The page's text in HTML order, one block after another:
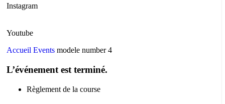
Instagram
Youtube
Accueil Events modele number 4
L’événement est terminé.
Règlement de la course